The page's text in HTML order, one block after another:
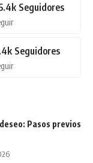
Seguidores
Seguidores
Pasos previos